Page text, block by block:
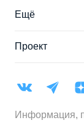
Ещё
Проект
Информация,